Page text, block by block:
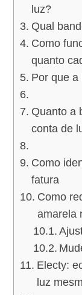
luz?
Qual
Como
quanto
Por que a
Quanto a
conta de
Como
fatura
Como
amarela
Electy:
luz